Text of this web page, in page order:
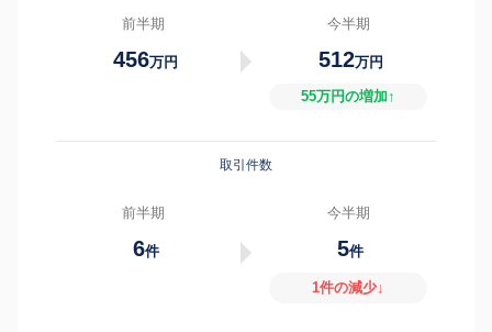
前半期
456万円
今半期
512万円
55万円の増加↑
取引件数
前半期
6件
今半期
5件
1件の減少↓